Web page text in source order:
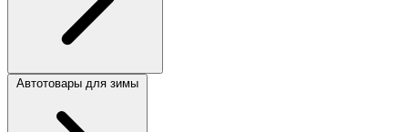
Автотовары для зимы